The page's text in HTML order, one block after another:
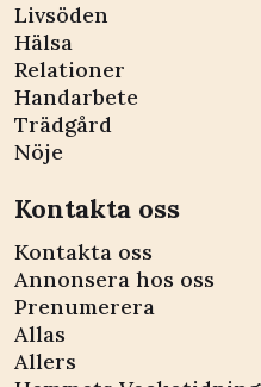
Livsöden
Hälsa
Relationer
Handarbete
Trädgård
Nöje
Kontakta oss
Kontakta oss
Annonsera hos oss
Prenumerera
Allas
Allers